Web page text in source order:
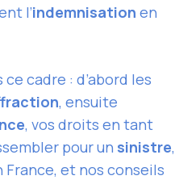
l’indemnisation en
cadre : d’abord les
, ensuite
, vos droits en tant
pour un sinistre,
et nos conseils